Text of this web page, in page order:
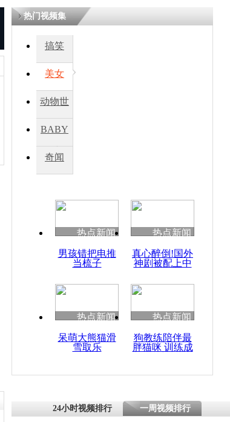
因
度苗族花山节
魂
热门视频集
搞笑
美女
动物世
BABY
秀
奇闻
热点新闻
男孩错把电推
当梳子
热点新闻
真心醉倒!国外
神剧被配上中
热点新闻
呆萌大熊猫滑
雪取乐
热点新闻
狗教练陪伴最
胖猫咪 训练成
24小时视频排行 一周视频排行